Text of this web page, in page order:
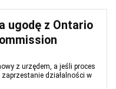
ugodę z Ontario
z urzędem, a jeśli proces
działalności w